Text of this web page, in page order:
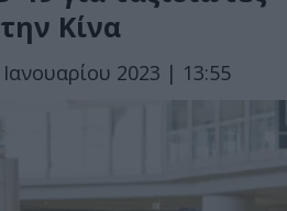
Κίνα
2023 | 13:55